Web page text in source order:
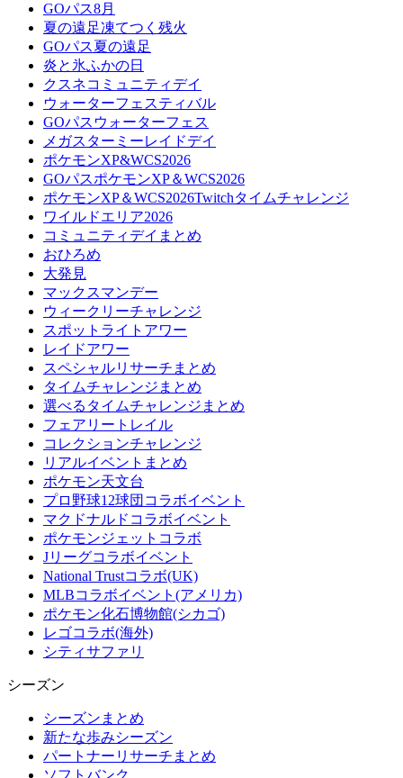
GOパス8月
夏の遠足凍てつく残火
GOパス夏の遠足
炎と氷ふかの日
クスネコミュニティデイ
ウォーターフェスティバル
GOパスウォーターフェス
メガスターミーレイドデイ
ポケモンXP&WCS2026
GOパスポケモンXP＆WCS2026
ポケモンXP＆WCS2026Twitchタイムチャレンジ
ワイルドエリア2026
コミュニティデイまとめ
おひろめ
大発見
マックスマンデー
ウィークリーチャレンジ
スポットライトアワー
レイドアワー
スペシャルリサーチまとめ
タイムチャレンジまとめ
選べるタイムチャレンジまとめ
フェアリートレイル
コレクションチャレンジ
リアルイベントまとめ
ポケモン天文台
プロ野球12球団コラボイベント
マクドナルドコラボイベント
ポケモンジェットコラボ
Jリーグコラボイベント
National Trustコラボ(UK)
MLBコラボイベント(アメリカ)
ポケモン化石博物館(シカゴ)
レゴコラボ(海外)
シティサファリ
シーズン
シーズンまとめ
新たな歩みシーズン
パートナーリサーチまとめ
ソフトバンク